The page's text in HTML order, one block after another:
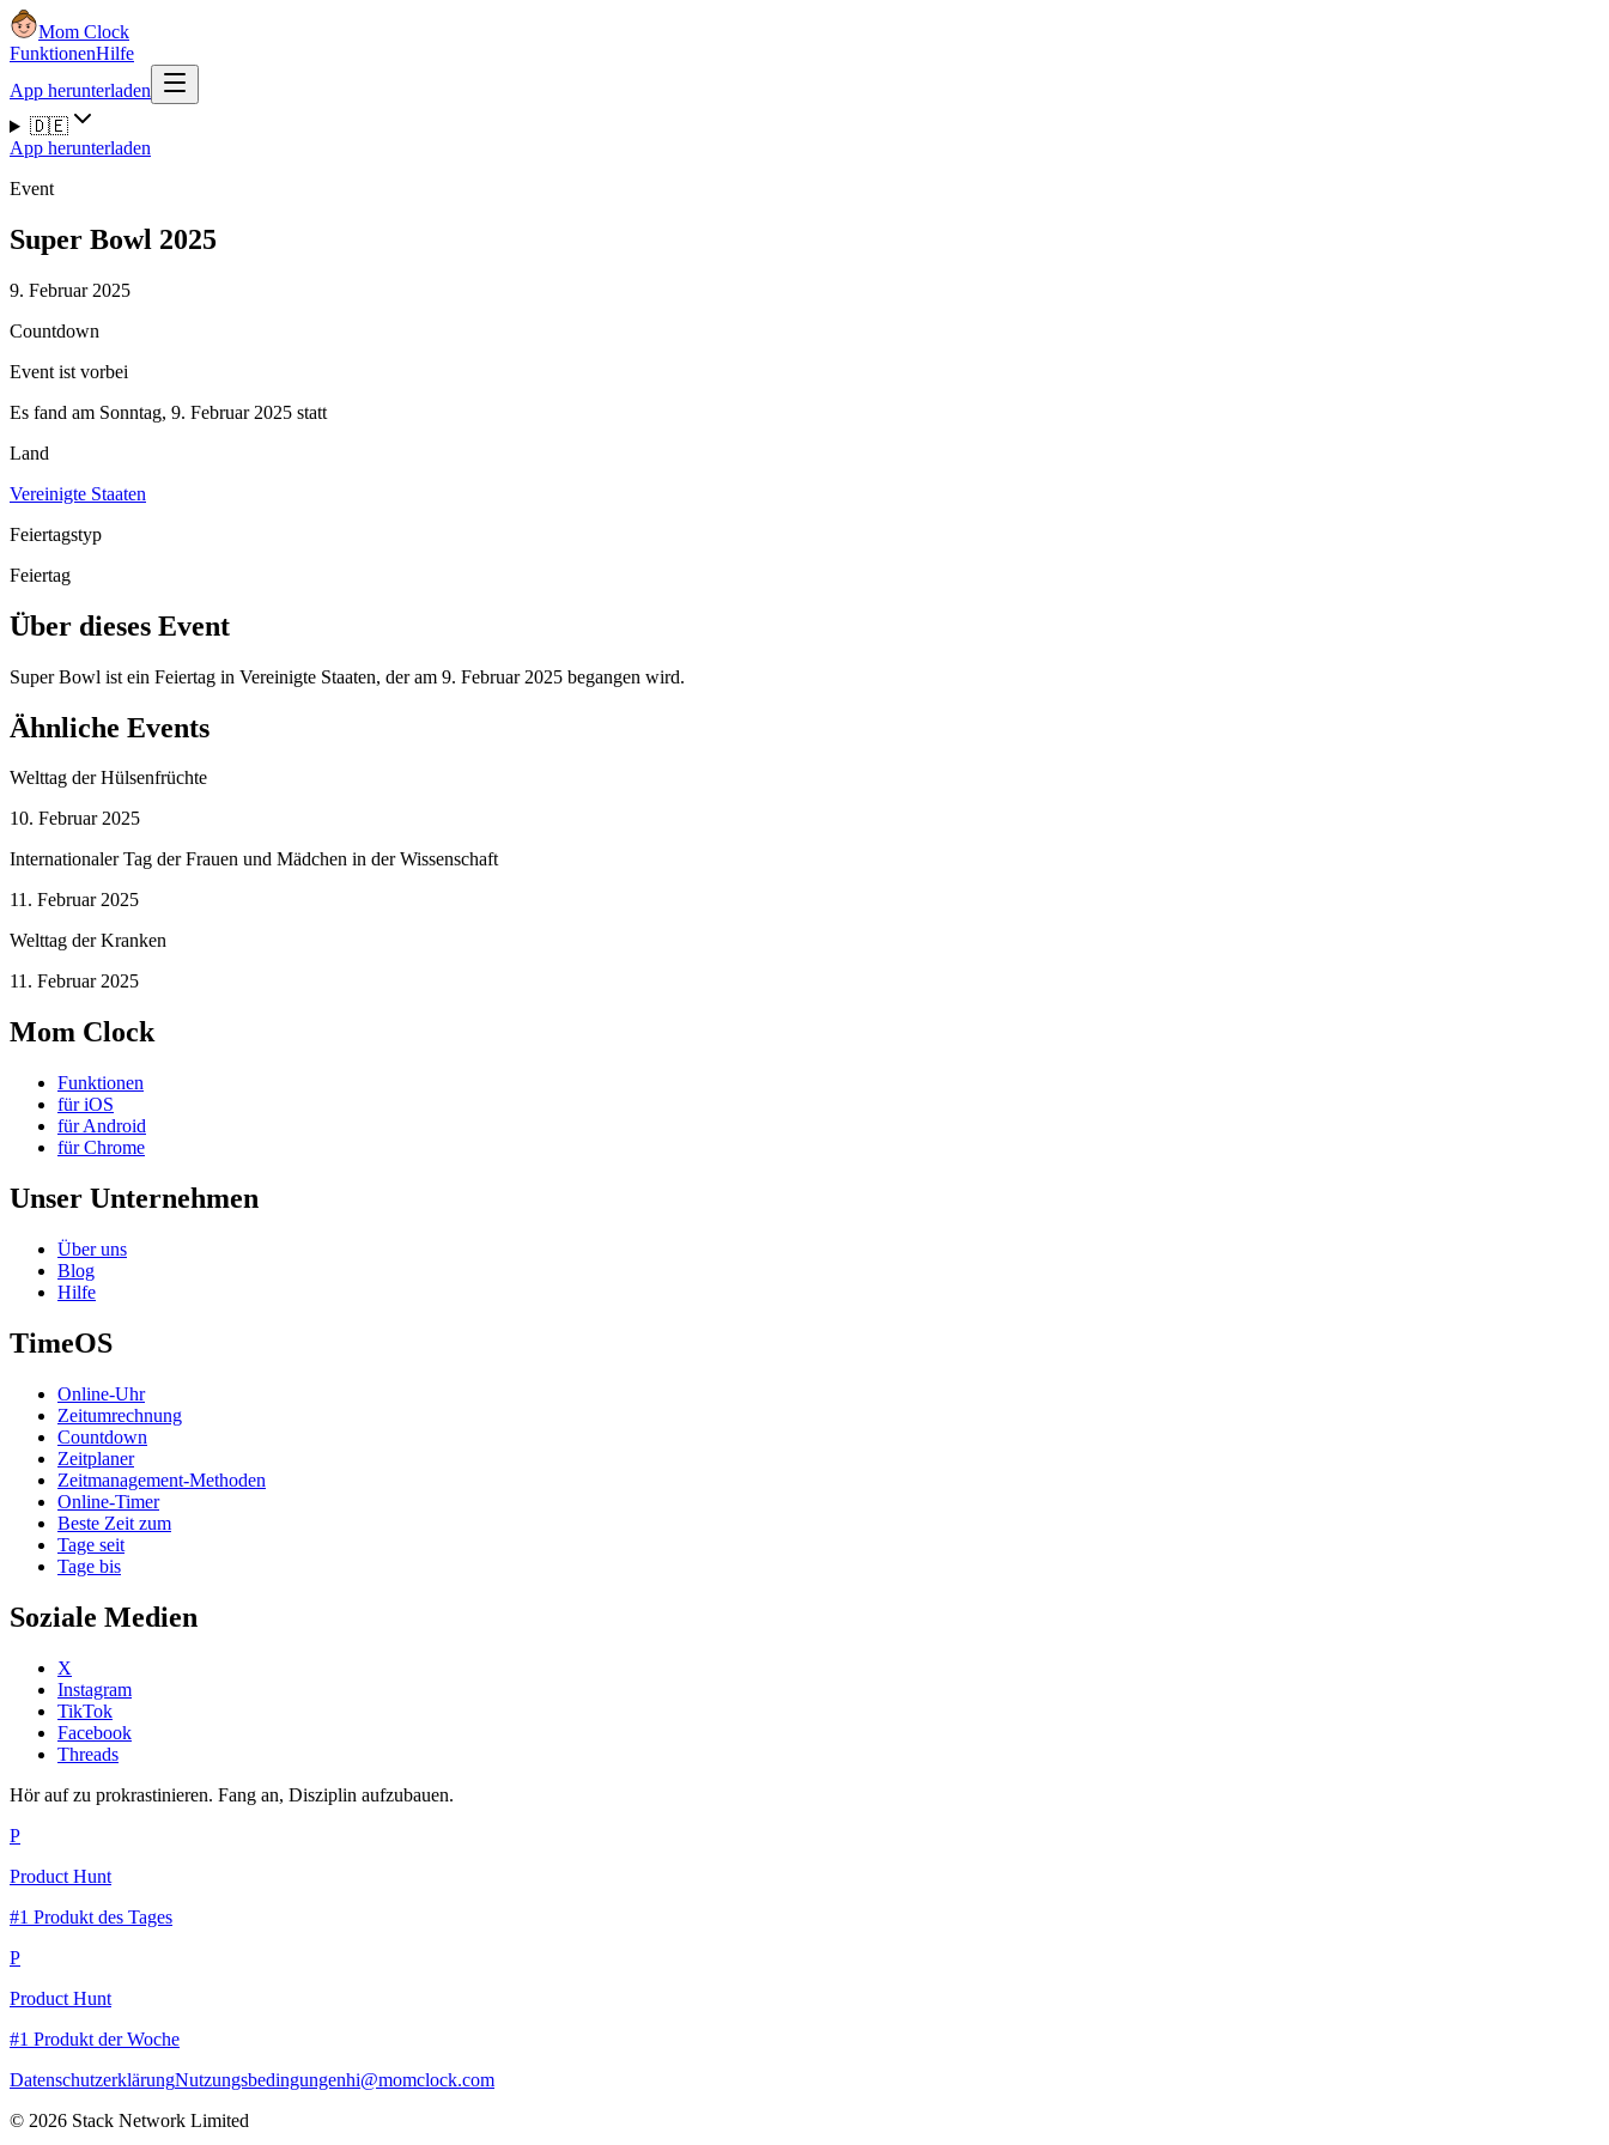
Mom Clock
FunktionenHilfe
App herunterladen
🇩🇪
App herunterladen
Event
Super Bowl 2025
9. Februar 2025
Countdown
Event ist vorbei
Es fand am Sonntag, 9. Februar 2025 statt
Land
Vereinigte Staaten
Feiertagstyp
Feiertag
Über dieses Event
Super Bowl ist ein Feiertag in Vereinigte Staaten, der am 9. Februar 2025 begangen wird.
Ähnliche Events
Welttag der Hülsenfrüchte
10. Februar 2025
Internationaler Tag der Frauen und Mädchen in der Wissenschaft
11. Februar 2025
Welttag der Kranken
11. Februar 2025
Mom Clock
Funktionen
für iOS
für Android
für Chrome
Unser Unternehmen
Über uns
Blog
Hilfe
TimeOS
Online-Uhr
Zeitumrechnung
Countdown
Zeitplaner
Zeitmanagement-Methoden
Online-Timer
Beste Zeit zum
Tage seit
Tage bis
Soziale Medien
X
Instagram
TikTok
Facebook
Threads
Hör auf zu prokrastinieren. Fang an, Disziplin aufzubauen.
P
Product Hunt
#1 Produkt des Tages
P
Product Hunt
#1 Produkt der Woche
DatenschutzerklärungNutzungsbedingungenhi@momclock.com
© 2026 Stack Network Limited